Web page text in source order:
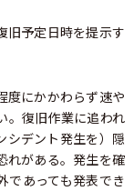
旧予定日時を提示す
度にかかわらず速や
。復旧作業に追われ
シデント発生を）隠
れがある。発生を確
であっても発表でき